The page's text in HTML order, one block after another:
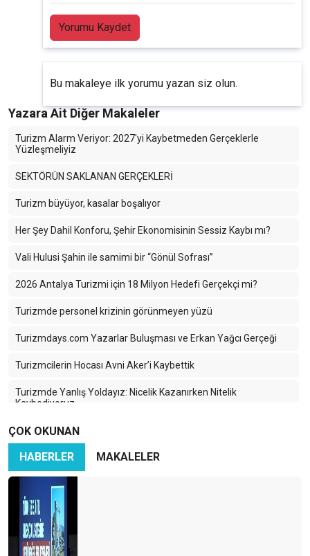
Yorumu Kaydet
Bu makaleye ilk yorumu yazan siz olun.
Yazara Ait Diğer Makaleler
Turizm Alarm Veriyor: 2027'yi Kaybetmeden Gerçeklerle
Yüzleşmeliyiz
SEKTÖRÜN SAKLANAN GERÇEKLERİ
Turizm büyüyor, kasalar boşalıyor
Her Şey Dahil Konforu, Şehir Ekonomisinin Sessiz Kaybı mı?
Vali Hulusi Şahin ile samimi bir “Gönül Sofrası”
2026 Antalya Turizmi için 18 Milyon Hedefi Gerçekçi mi?
Turizmde personel krizinin görünmeyen yüzü
Turizmdays.com Yazarlar Buluşması ve Erkan Yağcı Gerçeği
Turizmcilerin Hocası Avni Aker’i Kaybettik
Turizmde Yanlış Yoldayız: Nicelik Kazanırken Nitelik
Kaybediyoruz
Türkiye Turizminde 2025: Ayağımıza Kurşun Sıkıyoruz
Karadeniz’in Sessiz Güzelliği: Turizmin Yükselen Yıldızı Ama
Hangi Bedelle?
İran-İsrail Savaşı Turizmi Vurdu: Türk Turizmi Tehlikede mi?
Azerbaycan Turizme Göz Kırpıyor
Türkiye’nin En Büyük Rakibi: Yine Türkiye
ÇOK OKUNAN
HABERLER
MAKALELER